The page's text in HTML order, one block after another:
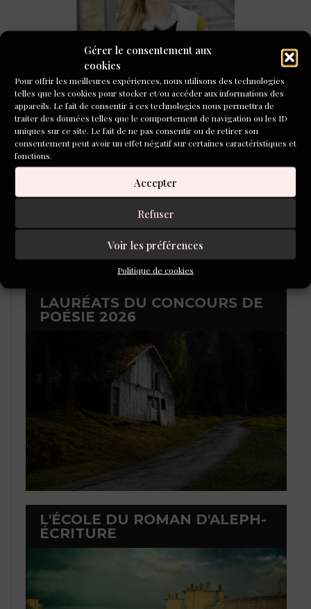
Gérer le consentement aux
cookies
Pour offrir les meilleures expériences, nous utilisons des technologies
telles que les cookies pour stocker et/ou accéder aux informations des
appareils. Le fait de consentir à ces technologies nous permettra de
traiter des données telles que le comportement de navigation ou les ID
uniques sur ce site. Le fait de ne pas consentir ou de retirer son
consentement peut avoir un effet négatif sur certaines caractéristiques et
fonctions.
Accepter
Refuser
Voir les préférences
Politique de cookies
Tenir un journal, une routine d’écriture féconde pour
CONCOURS DE NOUVELLES
2026
LAURÉATS DU CONCOURS DE
POÉSIE 2026
L'ÉCOLE DU ROMAN D'ALEPH-
ÉCRITURE